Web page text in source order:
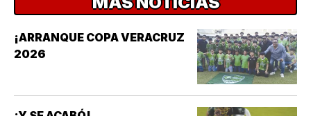
¡ARRANQUE COPA VERACRUZ
2026